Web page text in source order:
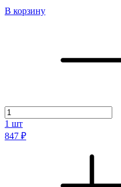
В корзину
1 шт
847 ₽